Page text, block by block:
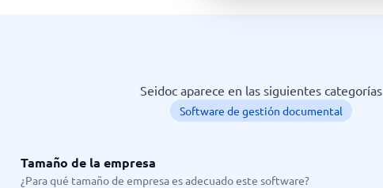
Seidoc aparece en las siguientes categorías
Software de gestión documental
Tamaño de la empresa
¿Para qué tamaño de empresa es adecuado este software?